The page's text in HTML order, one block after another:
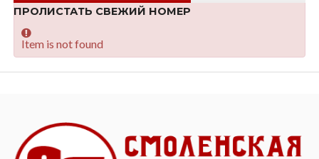
ПРОЛИСТАТЬ СВЕЖИЙ НОМЕР
Item is not found